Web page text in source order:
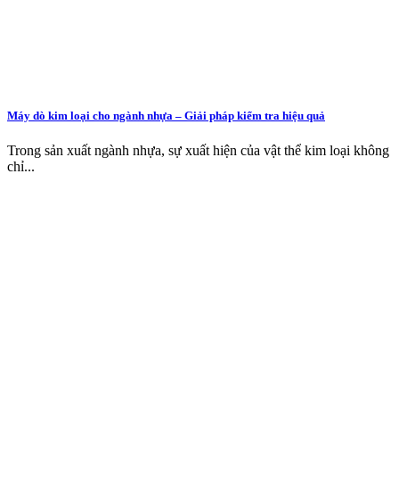
Máy dò kim loại cho ngành nhựa – Giải pháp kiểm tra hiệu quả
Trong sản xuất ngành nhựa, sự xuất hiện của vật thể kim loại không
chỉ...